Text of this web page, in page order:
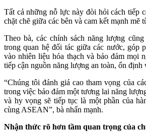
Tất cả những nỗ lực này đòi hỏi cách tiếp
chặt chẽ giữa các bên và cam kết mạnh mẽ
Theo bà, các chính sách năng lượng
trong quan hệ đối tác giữa các nước, góp
vào nhiên liệu hóa thạch và bảo đảm mọi
tiếp cận nguồn năng lượng an toàn, ổn định
“Chúng tôi đánh giá cao tham vọng của
trong việc bảo đảm một tương lai năng
và hy vọng sẽ tiếp tục là một phần của
cùng ASEAN”, bà nhấn mạnh.
Nhận thức rõ hơn tầm quan trọng của